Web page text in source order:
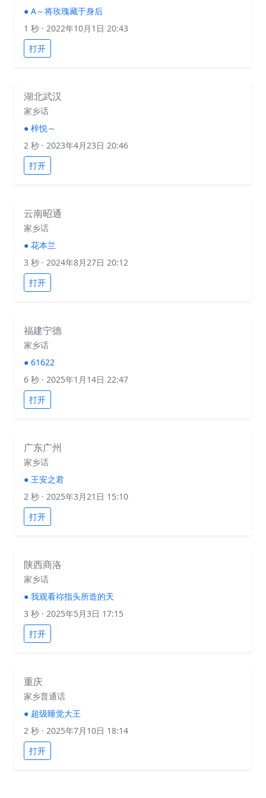
● A～将玫瑰藏于身后
1 秒 · 2022年10月1日 20:43
打开
湖北武汉
家乡话
● 梓悦～
2 秒 · 2023年4月23日 20:46
打开
云南昭通
家乡话
● 花本兰
3 秒 · 2024年8月27日 20:12
打开
福建宁德
家乡话
● 61622
6 秒 · 2025年1月14日 22:47
打开
广东广州
家乡话
● 王安之君
2 秒 · 2025年3月21日 15:10
打开
陕西商洛
家乡话
● 我观看祢指头所造的天
3 秒 · 2025年5月3日 17:15
打开
重庆
家乡普通话
● 超级睡觉大王
2 秒 · 2025年7月10日 18:14
打开